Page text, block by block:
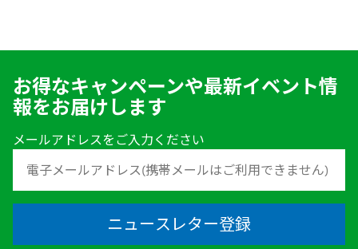
お得なキャンペーンや最新イベント情
報をお届けします
メールアドレスをご入力ください
ニュースレター登録